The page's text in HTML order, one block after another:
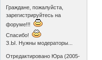
Граждане, пожалуйста,
зарегистрируйтесь на
форуме!!!
Спасибо!
З.Ы. Нужны модераторы...
Отредактировано Юра (2005-